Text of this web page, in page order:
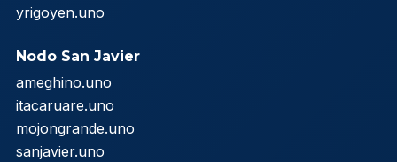
yrigoyen.uno
Nodo San Javier
ameghino.uno
itacaruare.uno
mojongrande.uno
sanjavier.uno